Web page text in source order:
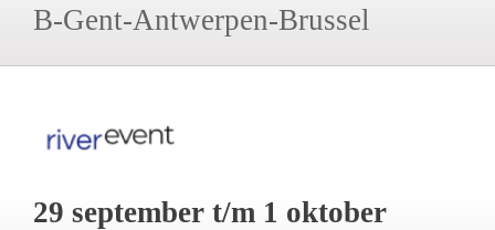
B-Gent-Antwerpen-Brussel
29 september t/m 1 oktober